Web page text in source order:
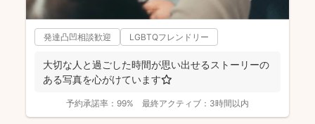
発達凸凹相談歓迎 LGBTQフレンドリー
大切な人と過ごした時間が思い出せるストーリーの
ある写真を心がけています⭐️
予約承諾率： 99% 最終アクティブ： 3時間以内